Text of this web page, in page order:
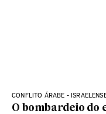
CONFLITO ÁRABE -
O bombardeio do